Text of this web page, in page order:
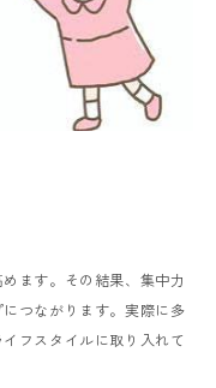
ます。その結果、集中力
つながります。実際に多
フスタイルに取り入れて